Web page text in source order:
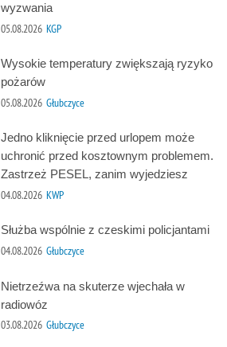
wyzwania
05.08.2026 KGP
Wysokie temperatury zwiększają ryzyko
pożarów
05.08.2026 Głubczyce
Jedno kliknięcie przed urlopem może
uchronić przed kosztownym problemem.
Zastrzeż PESEL, zanim wyjedziesz
04.08.2026 KWP
Służba wspólnie z czeskimi policjantami
04.08.2026 Głubczyce
Nietrzeźwa na skuterze wjechała w
radiowóz
03.08.2026 Głubczyce